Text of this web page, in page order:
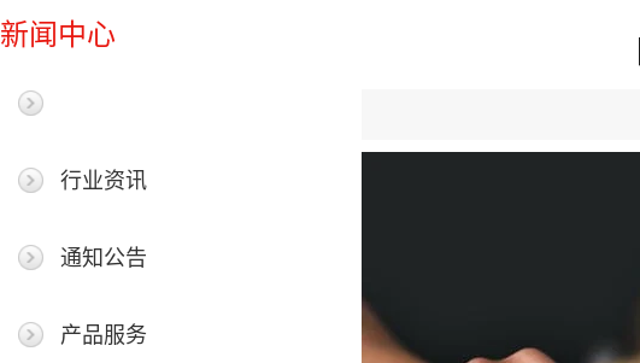
新闻中心
行业资讯
通知公告
产品服务